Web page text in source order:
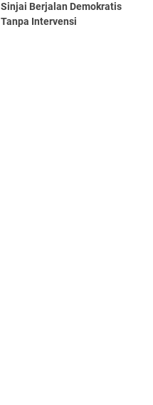
Sinjai Berjalan Demokratis
Tanpa Intervensi